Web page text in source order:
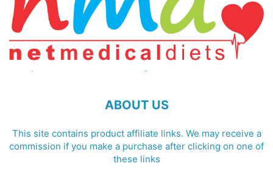
ABOUT US
This site contains product affiliate links. We may receive a
commission if you make a purchase after clicking on one of
these links